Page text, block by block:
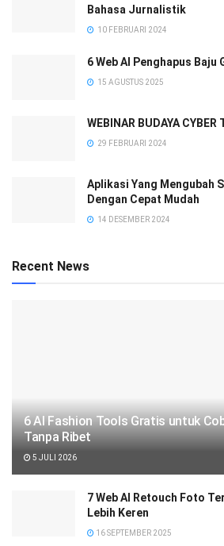
Bahasa Jurnalistik
10 FEBRUARI 2024
6 Web AI Penghapus Baju
15 AGUSTUS 2025
WEBINAR BUDAYA CYBER
29 FEBRUARI 2024
Aplikasi Yang Mengubah
Dengan Cepat Mudah
14 DESEMBER 2024
Recent News
6 AI Fashion Tools Gratis untuk
Tanpa Ribet
5 JULI 2026
7 Web AI Retouch Foto
Lebih Keren
16 SEPTEMBER 2025